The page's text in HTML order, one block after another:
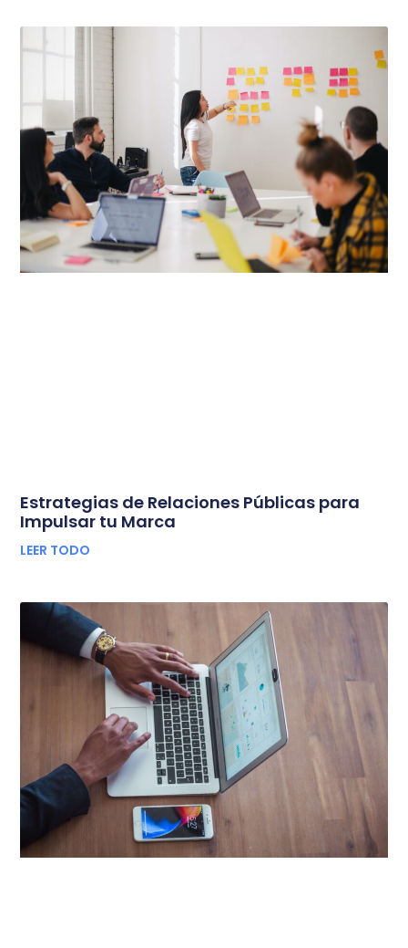
Estrategias de Relaciones Públicas para
Impulsar tu Marca
LEER TODO